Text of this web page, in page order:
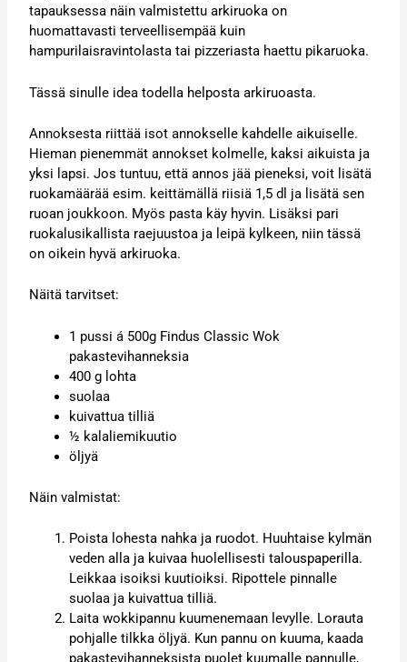
tapauksessa näin valmistettu arkiruoka on
huomattavasti terveellisempää kuin
hampurilaisravintolasta tai pizzeriasta haettu pikaruoka.
Tässä sinulle idea todella helposta arkiruoasta.
Annoksesta riittää isot annokselle kahdelle aikuiselle.
Hieman pienemmät annokset kolmelle, kaksi aikuista ja
yksi lapsi. Jos tuntuu, että annos jää pieneksi, voit lisätä
ruokamäärää esim. keittämällä riisiä 1,5 dl ja lisätä sen
ruoan joukkoon. Myös pasta käy hyvin. Lisäksi pari
ruokalusikallista raejuustoa ja leipä kylkeen, niin tässä
on oikein hyvä arkiruoka.
Näitä tarvitset:
1 pussi á 500g Findus Classic Wok
pakastevihanneksia
400 g lohta
suolaa
kuivattua tilliä
½ kalaliemikuutio
öljyä
Näin valmistat:
Poista lohesta nahka ja ruodot. Huuhtaise kylmän
veden alla ja kuivaa huolellisesti talouspaperilla.
Leikkaa isoiksi kuutioiksi. Ripottele pinnalle
suolaa ja kuivattua tilliä.
Laita wokkipannu kuumenemaan levylle. Lorauta
pohjalle tilkka öljyä. Kun pannu on kuuma, kaada
pakastevihanneksista puolet kuumalle pannulle,